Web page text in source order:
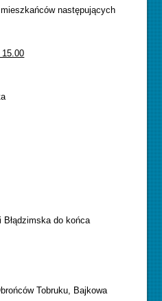
następujących
do końca
Tobruku, Bajkowa